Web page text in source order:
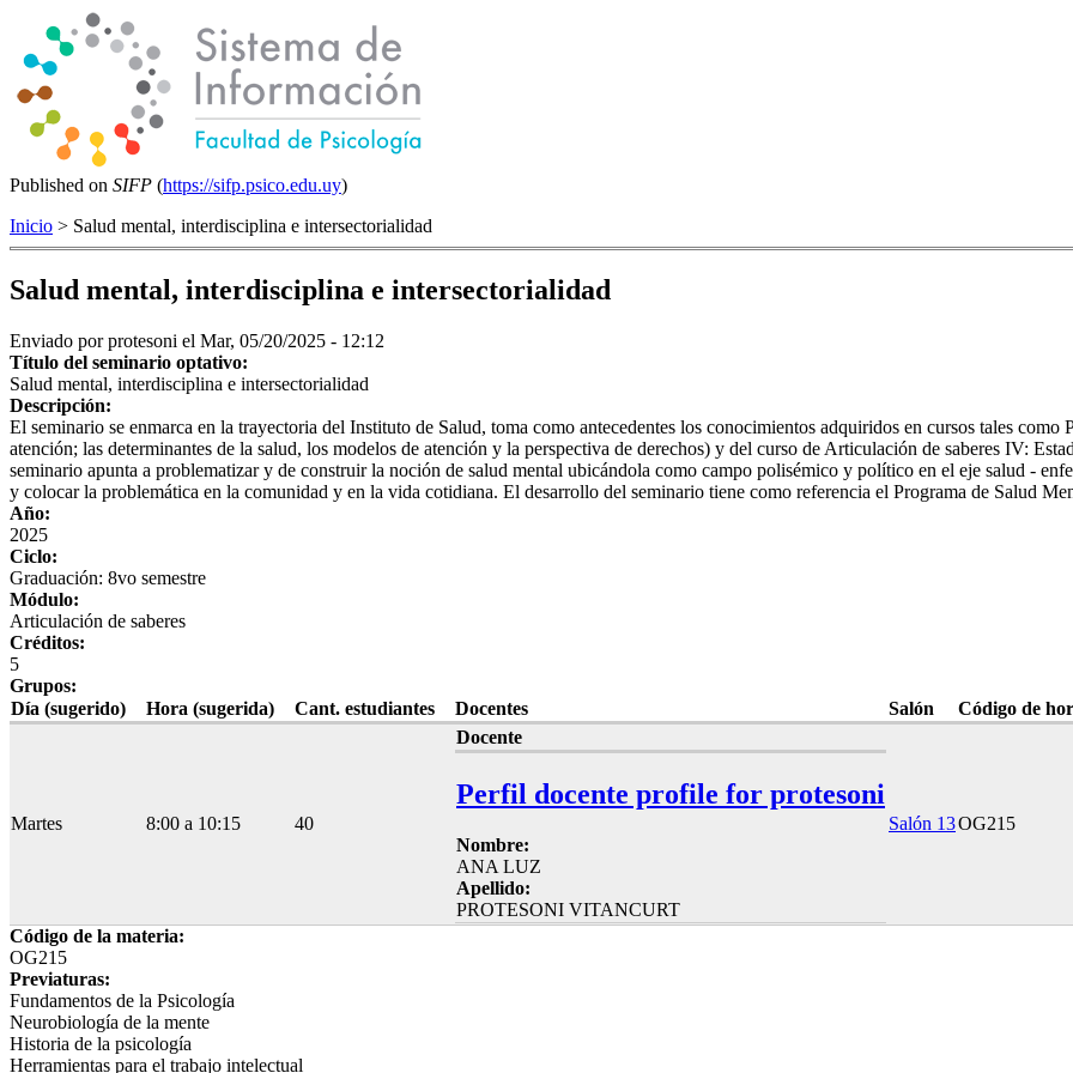
Published on SIFP (https://sifp.psico.edu.uy)
Inicio > Salud mental, interdisciplina e intersectorialidad
Salud mental, interdisciplina e intersectorialidad
Enviado porprotesoni el Mar, 05/20/2025 - 12:12
Título del seminario optativo:
Salud mental, interdisciplina e intersectorialidad
Descripción:
El seminario se enmarca en la trayectoria del Instituto de Salud, toma como antecedentes los conocimientos adquiridos en cursos tales
atención; las determinantes de la salud, los modelos de atención y la perspectiva de derechos) y del curso de Articulación de saberes IV:
seminario apunta a problematizar y de construir la noción de salud mental ubicándola como campo polisémico y político en el eje salud -
y colocar la problemática en la comunidad y en la vida cotidiana. El desarrollo del seminario tiene como referencia el Programa de Salud
Año:
2025
Ciclo:
Graduación: 8vo semestre
Módulo:
Articulación de saberes
Créditos:
5
Grupos:
Día (sugerido)
Hora (sugerida) Cant. estudiantes Docentes Salón Código de
Martes 8:00 a 10:15 40
Docente
Perfil docente profile for protesoni
Nombre:
ANA LUZ
Apellido:
PROTESONI VITANCURT
Salón 13OG215
Código de la materia:
OG215
Previaturas:
Fundamentos de la Psicología
Neurobiología de la mente
Historia de la psicología
Herramientas para el trabajo intelectual